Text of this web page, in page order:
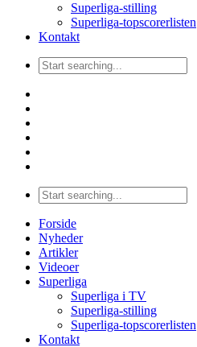
Superliga-stilling
Superliga-topscorerlisten
Kontakt
Forside
Nyheder
Artikler
Videoer
Superliga
Superliga i TV
Superliga-stilling
Superliga-topscorerlisten
Kontakt